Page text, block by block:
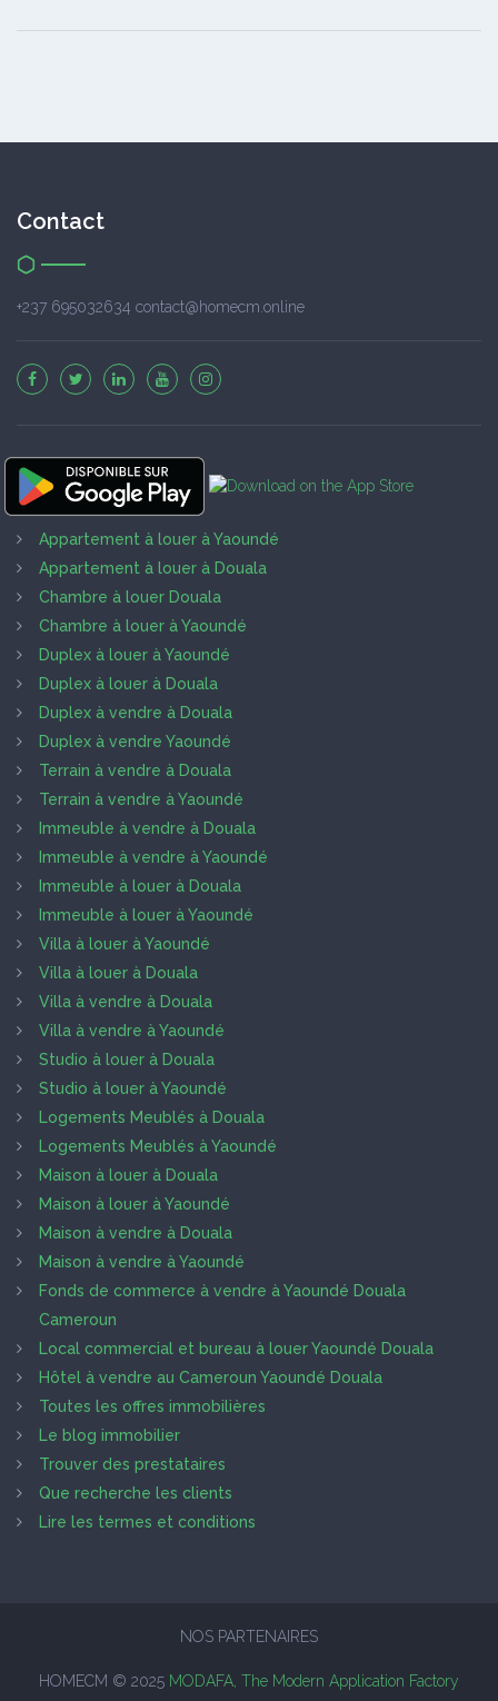
Contact
+237 695032634 contact@homecm.online
Appartement à louer à Yaoundé
Appartement à louer à Douala
Chambre à louer Douala
Chambre à louer à Yaoundé
Duplex à louer à Yaoundé
Duplex à louer à Douala
Duplex à vendre à Douala
Duplex à vendre Yaoundé
Terrain à vendre à Douala
Terrain à vendre à Yaoundé
Immeuble à vendre à Douala
Immeuble à vendre à Yaoundé
Immeuble à louer à Douala
Immeuble à louer à Yaoundé
Villa à louer à Yaoundé
Villa à louer à Douala
Villa à vendre à Douala
Villa à vendre à Yaoundé
Studio à louer à Douala
Studio à louer à Yaoundé
Logements Meublés à Douala
Logements Meublés à Yaoundé
Maison à louer à Douala
Maison à louer à Yaoundé
Maison à vendre à Douala
Maison à vendre à Yaoundé
Fonds de commerce à vendre à Yaoundé Douala
Cameroun
Local commercial et bureau à louer Yaoundé Douala
Hôtel à vendre au Cameroun Yaoundé Douala
Toutes les offres immobilières
Le blog immobilier
Trouver des prestataires
Que recherche les clients
Lire les termes et conditions
NOS PARTENAIRES
HOMECM © 2025 MODAFA, The Modern Application Factory